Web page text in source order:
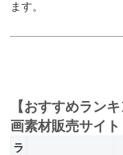
ます。
【おすすめラン
画素材販売サイト
ラ